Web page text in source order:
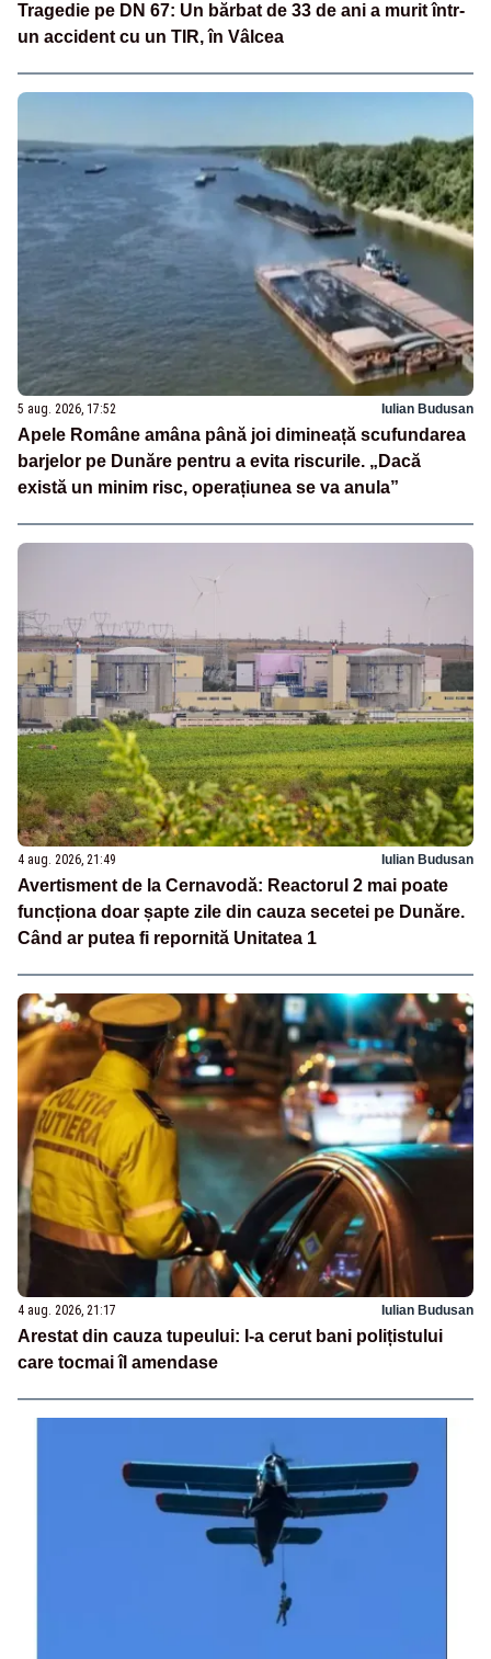
Tragedie pe DN 67: Un bărbat de 33 de ani a murit într-
un accident cu un TIR, în Vâlcea
5 aug. 2026, 17:52 Iulian Budusan
Apele Române amâna până joi dimineață scufundarea
barjelor pe Dunăre pentru a evita riscurile. „Dacă
există un minim risc, operațiunea se va anula”
4 aug. 2026, 21:49 Iulian Budusan
Avertisment de la Cernavodă: Reactorul 2 mai poate
funcționa doar șapte zile din cauza secetei pe Dunăre.
Când ar putea fi repornită Unitatea 1
4 aug. 2026, 21:17 Iulian Budusan
Arestat din cauza tupeului: I-a cerut bani polițistului
care tocmai îl amendase